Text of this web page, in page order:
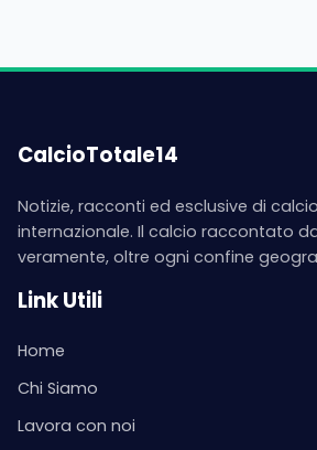
CalcioTotale14
Notizie, racconti ed esclusive di
internazionale. Il calcio raccontato
veramente, oltre ogni confine
Link Utili
Home
Chi Siamo
Lavora con noi